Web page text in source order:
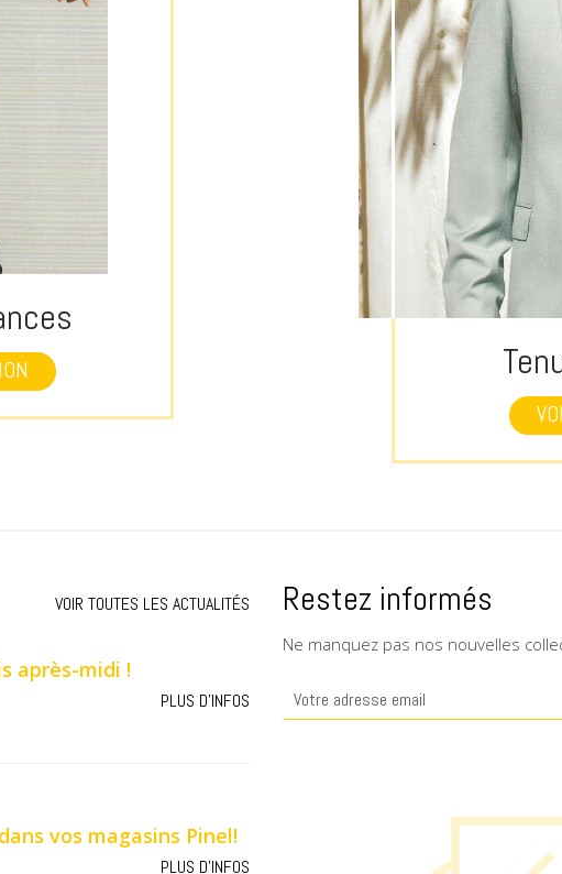
VOIR TOUTES LES ACTUALITÉS
après-midi !
PLUS D'INFOS
vos magasins Pinel!
PLUS D'INFOS
Restez informés
Ne manquez pas nos nouvelles